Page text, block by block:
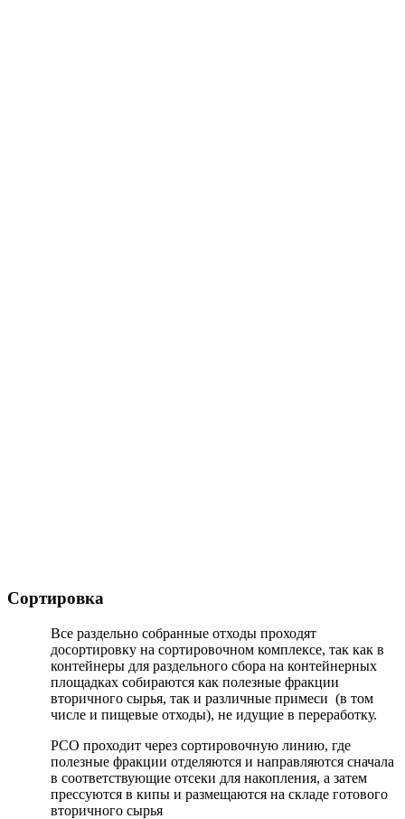
Сортировка
Все раздельно собранные отходы проходят
досортировку на сортировочном комплексе, так как в
контейнеры для раздельного сбора на контейнерных
площадках собираются как полезные фракции
вторичного сырья, так и различные примеси (в том
числе и пищевые отходы), не идущие в переработку.
РСО проходит через сортировочную линию, где
полезные фракции отделяются и направляются сначала
в соответствующие отсеки для накопления, а затем
прессуются в кипы и размещаются на складе готового
вторичного сырья